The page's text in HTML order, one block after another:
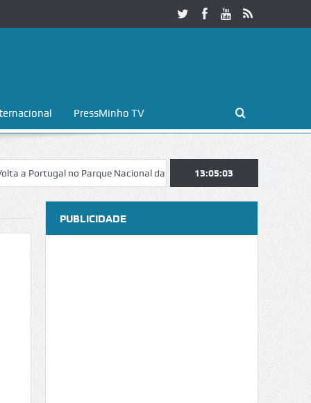
PressMinho TV
no Parque Nacional da Peneda-Gerês Esposende.
13:05:04
PUBLICIDADE